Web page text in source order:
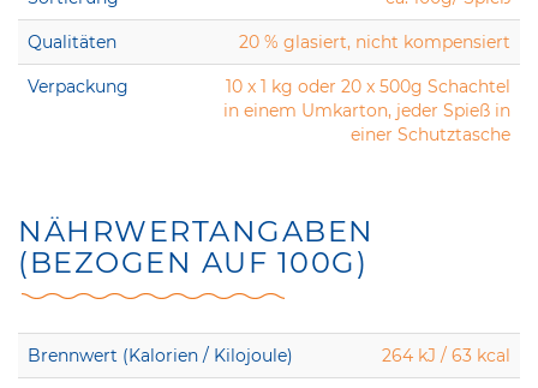
Qualitäten 20 % glasiert, nicht kompensiert
Verpackung
10 x 1 kg oder 20 x 500g Schachtel
in einem Umkarton, jeder Spieß in
einer Schutztasche
NÄHRWERTANGABEN
(BEZOGEN AUF 100G)
Brennwert (Kalorien / Kilojoule) 264 kJ / 63 kcal